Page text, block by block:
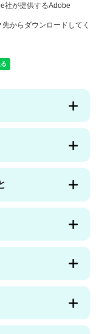
社が提供するAdobe
からダウンロードしてく